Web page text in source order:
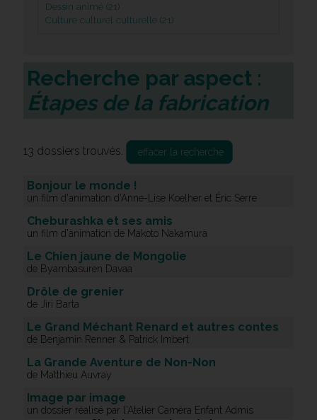
Dessin animé (21)
Culture culturel culturelle (21)
Recherche par aspect :
Étapes de la fabrication
13 dossiers trouvés. effacer la recherche
Bonjour le monde !
un film d'animation d'Anne-Lise Koelher et Éric Serre
Cheburashka et ses amis
un film d'animation de Makoto Nakamura
Le Chien jaune de Mongolie
de Byambasuren Davaa
Drôle de grenier
de Jiri Barta
Le Grand Méchant Renard et autres contes
de Benjamin Renner & Patrick Imbert
La Grande Aventure de Non-Non
de Matthieu Auvray
Image par image
un dossier réalisé par l'Atelier Caméra Enfant Admis